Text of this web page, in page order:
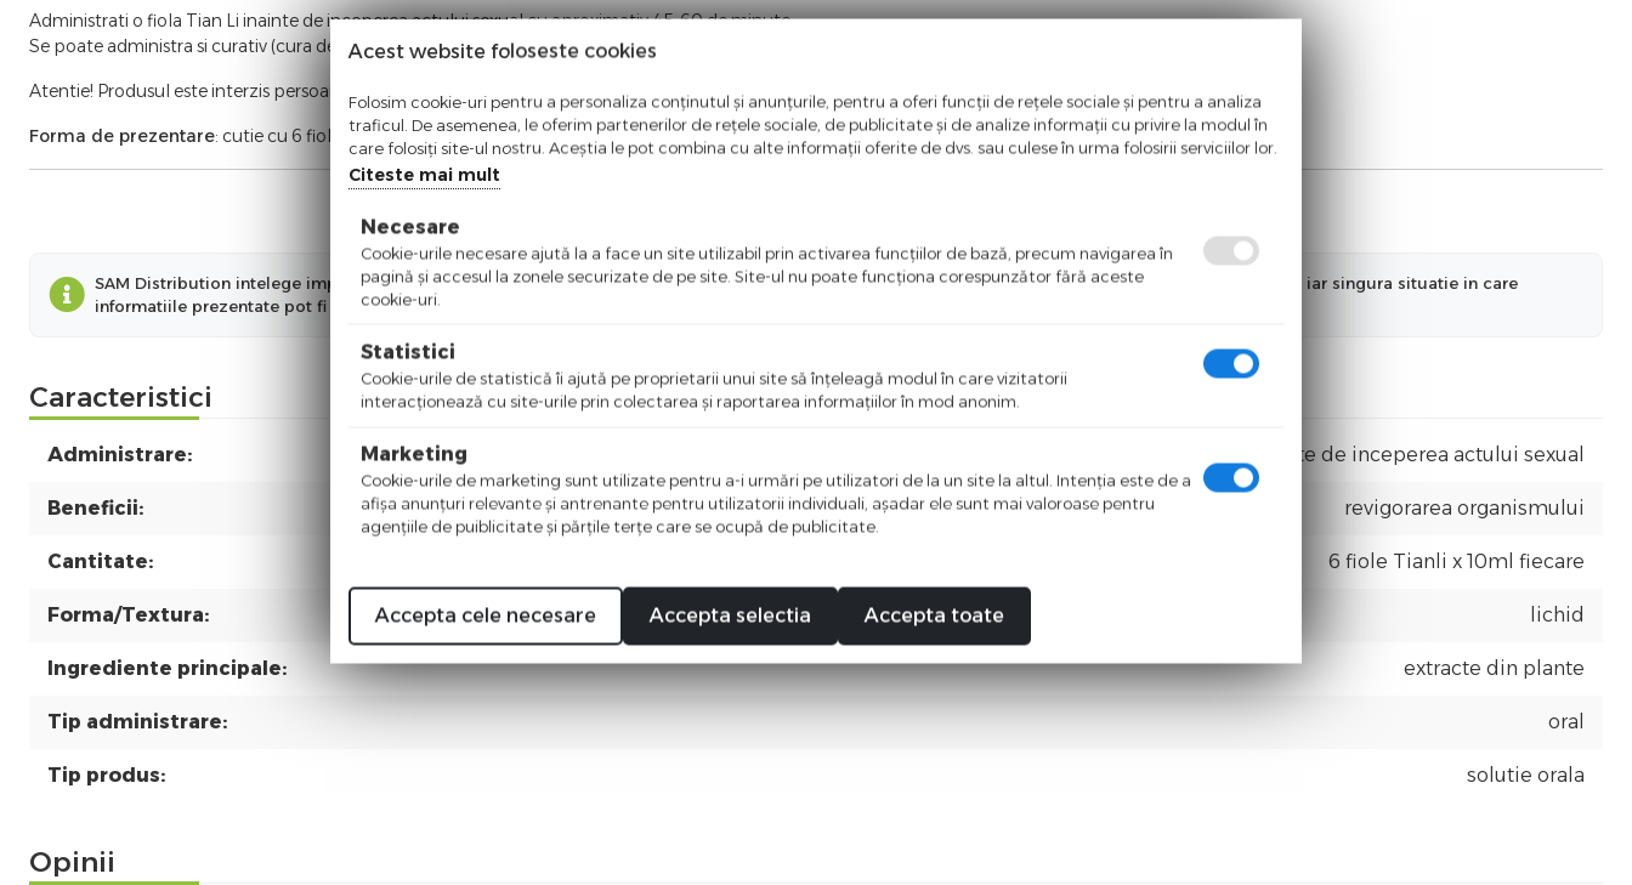
Administrati o fiola Tian Li inainte de inceperea actului sexual cu aproximativ 45-60 de minute.
Se poate administra si curativ (cura de de 16 zile) cate o fiola pe zi, pentru mentinerea starii de sanatate si ameliorarea disfunctiilor sexuale,
Atentie! Produsul este interzis persoanelor cu afectiuni ale inimii. Tianli fiole nu prezinta efecte secundare, fiind astfel un produs 100% natural.
Forma de prezentare: cutie cu 6 fiole
SAM Distribution intelege importanta informatiilor prezentate in aceasta pagina. Facem eforturi permanente pentru a pastra informatiilor actualizate, iar singura situatie in care
informatiile prezentate pot fi diferite fata de cele prezentate pe site este aceea in care producatorul aduce modificari fara a ne informa in prealabil.
Caracteristici
Administrare: O fiola cu 1h inainte de inceperea actului sexual
Beneficii: revigorarea organismului
Cantitate: 6 fiole Tianli x 10ml fiecare
Forma/Textura: lichid
Ingrediente principale: extracte din plante
Tip administrare: oral
Tip produs: solutie orala
Opinii
Acest website foloseste cookies
Folosim cookie-uri pentru a personaliza conținutul și anunțurile, pentru a oferi funcții de rețele sociale și pentru a analiza
traficul. De asemenea, le oferim partenerilor de rețele sociale, de publicitate și de analize informații cu privire la modul în
care folosiți site-ul nostru. Aceștia le pot combina cu alte informații oferite de dvs. sau culese în urma folosirii serviciilor lor.
Citeste mai mult
Necesare
Cookie-urile necesare ajută la a face un site utilizabil prin activarea funcţiilor de bază, precum navigarea în
pagină şi accesul la zonele securizate de pe site. Site-ul nu poate funcţiona corespunzător fără aceste
cookie-uri.
Statistici
Cookie-urile de statistică îi ajută pe proprietarii unui site să înţeleagă modul în care vizitatorii
interacţionează cu site-urile prin colectarea şi raportarea informaţiilor în mod anonim.
Marketing
Cookie-urile de marketing sunt utilizate pentru a-i urmări pe utilizatori de la un site la altul. Intenţia este de a
afişa anunţuri relevante şi antrenante pentru utilizatorii individuali, aşadar ele sunt mai valoroase pentru
agenţiile de puiblicitate şi părţile terţe care se ocupă de publicitate.
Accepta cele necesare Accepta selectia Accepta toate